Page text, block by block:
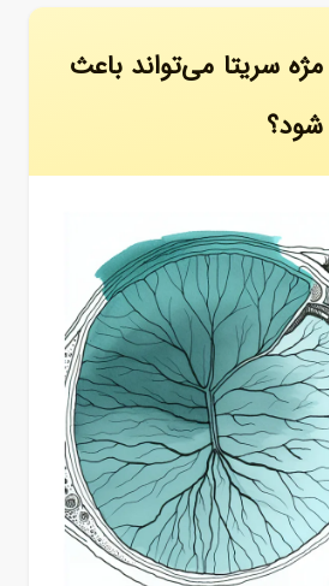
سریتا می‌تواند باعث